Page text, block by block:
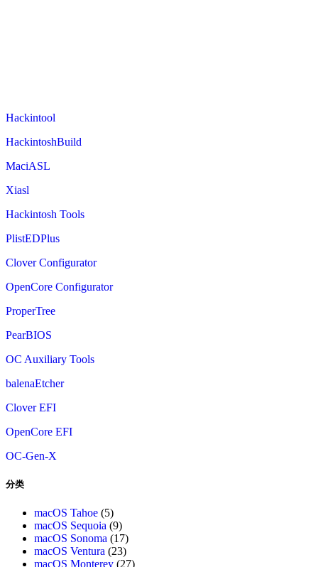
Hackintool
HackintoshBuild
MaciASL
Xiasl
Hackintosh Tools
PlistEDPlus
Clover Configurator
OpenCore Configurator
ProperTree
PearBIOS
OC Auxiliary Tools
balenaEtcher
Clover EFI
OpenCore EFI
OC-Gen-X
分类
macOS Tahoe (5)
macOS Sequoia (9)
macOS Sonoma (17)
macOS Ventura (23)
macOS Monterey (27)